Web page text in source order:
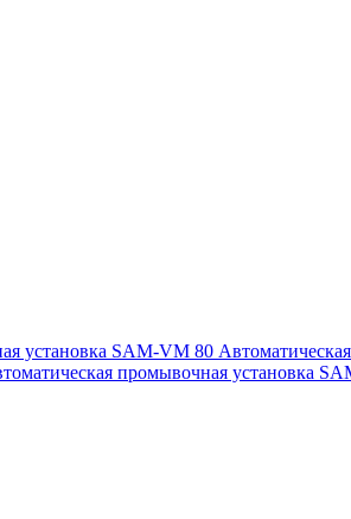
установка SAM-VM 80
промывочная установка